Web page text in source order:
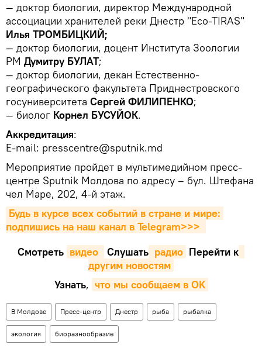
— доктор биологии, директор Международной
ассоциации хранителей реки Днестр "Eco-TIRAS"
Илья ТРОМБИЦКИЙ;
— доктор биологии, доцент Института Зоологии
РМ Думитру БУЛАТ;
— доктор биологии, декан Естественно-
географического факультета Приднестровского
госуниверситета Сергей ФИЛИПЕНКО;
— биолог Корнел БУСУЙОК.
Аккредитация:
E-mail: presscentre@sputnik.md
Мероприятие пройдет в мультимедийном пресс-
центре Sputnik Молдова по адресу – бул. Штефана
чел Маре, 202, 4-й этаж.
Будь в курсе всех событий в стране и мире:
подпишись на наш канал в Telegram>>>
Смотреть видео Cлушать радио Перейти к
другим новостям
Узнать, что мы сообщаем в OK
В Молдове Пресс-центр Днестр рыба рыбалка
экология биоразнообразие